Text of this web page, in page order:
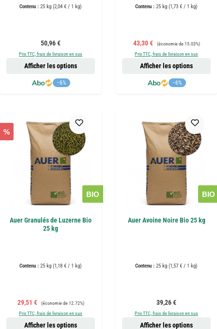
Contenu : 25 kg (2,04 € / 1 kg)
Prix régulier :
50,96 €
Prix TTC, frais de livraison en sus
−6%
Afficher les options
Contenu : 25 kg (1,73 € / 1 kg)
Prix de vente :
43,30 € Prix régulier :
(économie de 15.03%)
Prix TTC, frais de livraison en sus
−6%
Afficher les options
%
BIO
Auer Granulés de Luzerne Bio
25 kg
Contenu : 25 kg (1,18 € / 1 kg)
Prix de vente :
29,51 € Prix régulier :
(économie de 12.72%)
Prix TTC, frais de livraison en sus
Afficher les options
BIO
Auer Avoine Noire Bio 25 kg
Contenu : 25 kg (1,57 € / 1 kg)
Prix régulier :
39,26 €
Prix TTC, frais de livraison en sus
Afficher les options